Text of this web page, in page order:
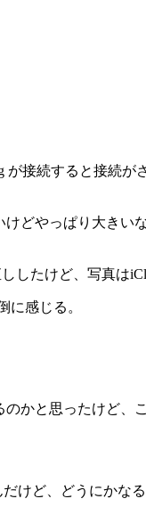
が接続すると接続
どやっぱり大きいな
したけど、写真は
に感じる。
かと思ったけど、
けど、どうにかなる